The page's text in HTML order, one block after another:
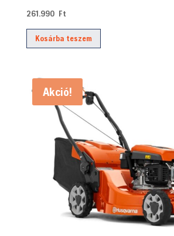
261.990 Ft
Kosárba teszem
Akció!